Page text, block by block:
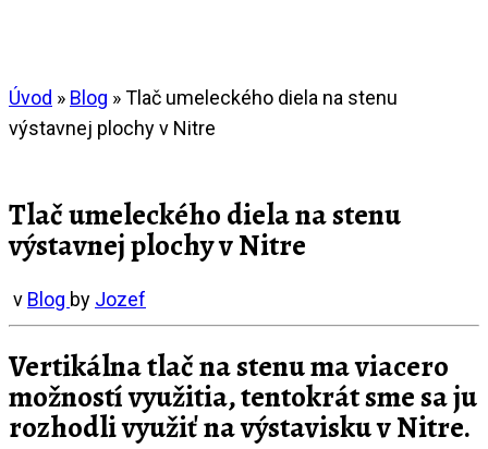
Úvod » Blog »Tlač umeleckého diela na stenu
výstavnej plochy v Nitre
Tlač umeleckého diela na stenu
výstavnej plochy v Nitre
v Blog by Jozef
Vertikálna tlač na stenu ma viacero
možností využitia, tentokrát sme sa ju
rozhodli využiť na výstavisku v Nitre.